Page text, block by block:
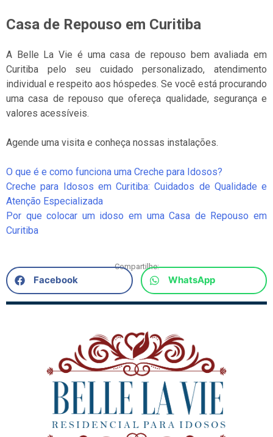
Casa de Repouso em Curitiba
A Belle La Vie é uma casa de repouso bem avaliada em
Curitiba pelo seu cuidado personalizado, atendimento
individual e respeito aos hóspedes. Se você está procurando
uma casa de repouso que ofereça qualidade, segurança e
valores acessíveis.
Agende uma visita e conheça nossas instalações.
O que é e como funciona uma Creche para Idosos?
Creche para Idosos em Curitiba: Cuidados de Qualidade e
Atenção Especializada
Por que colocar um idoso em uma Casa de Repouso em
Curitiba
Compartilhe:
Facebook WhatsApp